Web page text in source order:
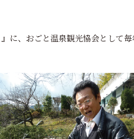
に、おごと温泉観光協会として